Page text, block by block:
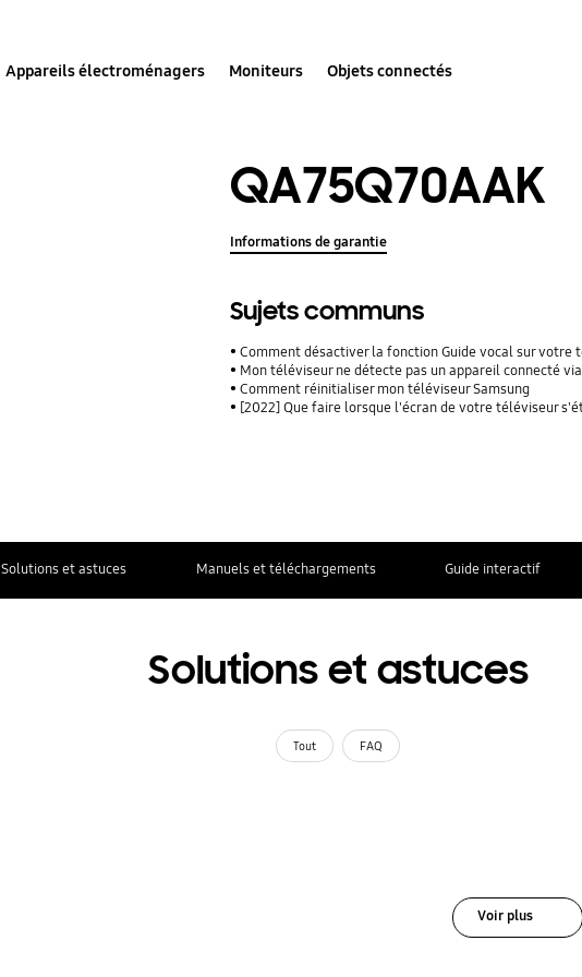
Appareils électroménagers Moniteurs Objets connectés
QA75Q70AAK
Informations de garantie
Sujets communs
Comment désactiver la fonction Guide vocal sur votre
Mon téléviseur ne détecte pas un appareil connecté
Comment réinitialiser mon téléviseur Samsung
[2022] Que faire lorsque l'écran de votre téléviseur
Solutions et astuces Manuels et téléchargements Guide interactif
Solutions et astuces
Tout FAQ
Voir plus